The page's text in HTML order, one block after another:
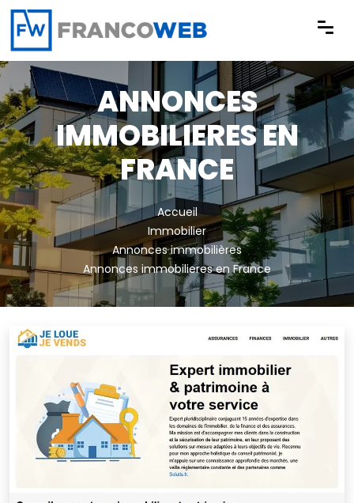
Panneau de gestion des cookies
ANNONCES
IMMOBILIERES EN
FRANCE
Accueil
Immobilier
Annonces immobilières
Annonces immobilieres en France